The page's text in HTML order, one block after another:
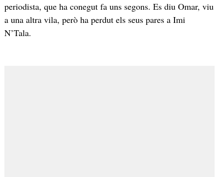
periodista, que ha conegut fa uns segons. Es diu Omar, viu
a una altra vila, però ha perdut els seus pares a Imi
N’Tala.